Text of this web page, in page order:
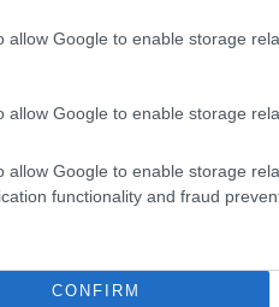
allow Google to enable storage
allow Google to enable storage
allow Google to enable storage
functionality and fraud
CONFIRM